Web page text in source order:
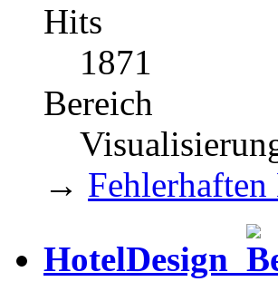
Hits
1871
Bereich
→
HotelDesign